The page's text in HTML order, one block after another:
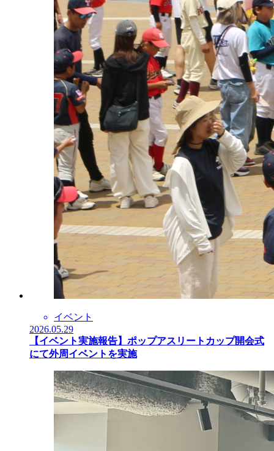
イベント
2026.05.29
【イベント実施報告】ポップアスリートカップ開会式
にて外周イベントを実施